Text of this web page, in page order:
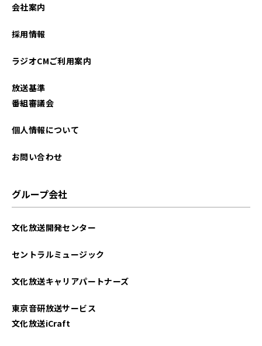
会社案内
採用情報
ラジオCMご利用案内
放送基準
番組審議会
個人情報について
お問い合わせ
グループ会社
文化放送開発センター
セントラルミュージック
文化放送キャリアパートナーズ
東京音研放送サービス
文化放送iCraft